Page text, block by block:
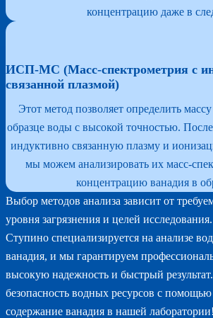
концентрацию даже в
ИСП-МС (Масс-спектрометрия с
связанной плазмой)
Этот метод позволяет определить
образце воды с высокой точностью.
индуктивно связанную плазму и
мы можем анализировать их масс-
концентрацию ванадия в
Выбор методов анализа зависит от
уровня загрязнения и целей
Ступино специализируется на анализе
ванадия, и мы гарантируем
высокую надежность и быстрый
безопасность водных ресурсов с
содержание ванадия в нашей лаборатории!